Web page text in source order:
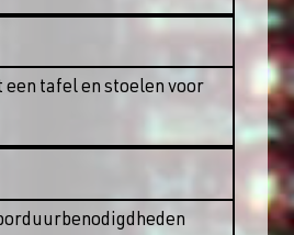
tafel en stoelen voor